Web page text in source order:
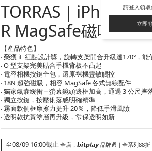
請登入領取
立即
TORRAS｜
R MagSafe磁吸支架
【產品特色】
‧ 榮獲 iF 紅點設計獎，旋轉支架開合升級達170°，能
‧ O 型支架完美貼合手機背板不凸起
‧ 電容相機按鍵全包，還原裸機靈敏觸控
‧ 18N 超強磁吸，相容 MagSafe 各式無線配件
‧ 獨家氣囊緩衝＋螢幕鏡頭邊框加高，通過 3 公尺摔
‧ 獨立按鍵，按壓俐落感明確精準
‧ 霧面款側框摩擦力提升 20％，降低手滑風險
‧ 透明款抗黃塗層再升級，常保透明如新
至08/09 16:00截止 全店，𝙗𝙞𝙩𝙥𝙡𝙖𝙮 品牌週｜全系列88折